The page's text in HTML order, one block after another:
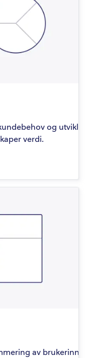
og utvikle
verdi.
av brukerinnsikt